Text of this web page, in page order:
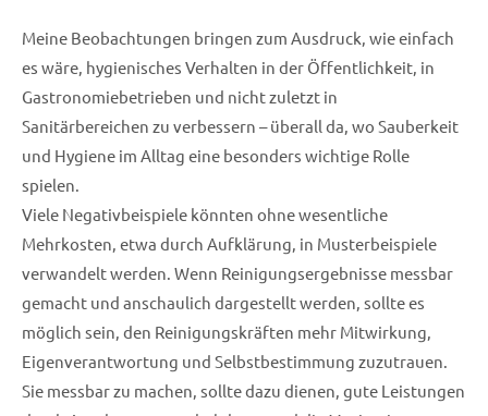
Meine Beobachtungen bringen zum Ausdruck, wie einfach
es wäre, hygienisches Verhalten in der Öffentlichkeit, in
Gastronomiebetrieben und nicht zuletzt in
Sanitärbereichen zu verbessern – überall da, wo Sauberkeit
und Hygiene im Alltag eine besonders wichtige Rolle
spielen.
Viele Negativbeispiele könnten ohne wesentliche
Mehrkosten, etwa durch Aufklärung, in Musterbeispiele
verwandelt werden. Wenn Reinigungsergebnisse messbar
gemacht und anschaulich dargestellt werden, sollte es
möglich sein, den Reinigungskräften mehr Mitwirkung,
Eigenverantwortung und Selbstbestimmung zuzutrauen.
Sie messbar zu machen, sollte dazu dienen, gute Leistungen